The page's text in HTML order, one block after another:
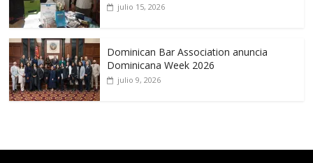
julio 15, 2026
Dominican Bar Association anuncia
Dominicana Week 2026
julio 9, 2026